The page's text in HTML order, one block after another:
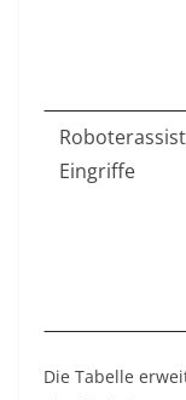
Eingriffe
Die Tabelle